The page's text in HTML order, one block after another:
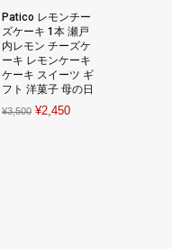
Patico レモンチー
ズケーキ 1本 瀬戸
内レモン チーズケ
ーキ レモンケーキ
ケーキ スイーツ ギ
フト 洋菓子 母の日
¥3,500 Original
¥2,450Current